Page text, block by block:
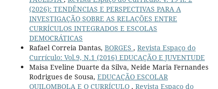
(2026): TENDÊNCIAS E PERSPECTIVAS PARA A
INVESTIGAÇÃO SOBRE AS RELAÇÕES ENTRE
CURRÍCULOS INTEGRADOS E ESCOLAS
DEMOCRÁTICAS
Rafael Correia Dantas, BORGES , Revista Espaço do
Currículo: Vol.9, N.1 (2016) EDUCAÇÃO E JUVENTUDE
Maisa Eveline Duarte da Silva, Neide Maria Fernandes
Rodrigues de Sousa, EDUCAÇÃO ESCOLAR
QUILOMBOLA E O CURRÍCULO , Revista Espaço do